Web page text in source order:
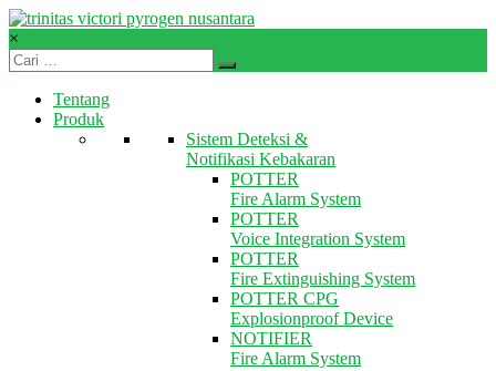
Skip
to
content
TVPN.ID
Produk
×
Tentang
Produk
Sistem Deteksi &
Notifikasi Kebakaran
POTTER
Fire Alarm System
POTTER
Voice Integration System
POTTER
Fire Extinguishing System
POTTER CPG
Explosionproof Device
NOTIFIER
Fire Alarm System